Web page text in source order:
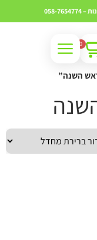
0
השנה”